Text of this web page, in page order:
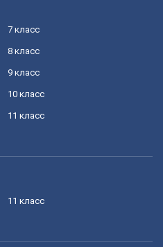
7 класс
8 класс
9 класс
10 класс
11 класс
11 класс